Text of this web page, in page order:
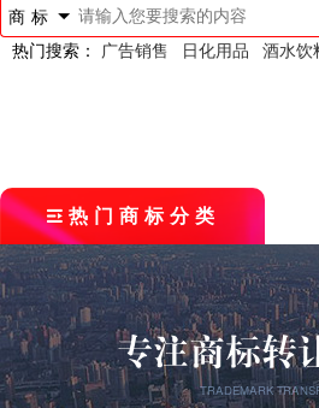
商标
热门搜索： 广告销售 日化用品 酒水饮
热门商标分类
TRADEMARK